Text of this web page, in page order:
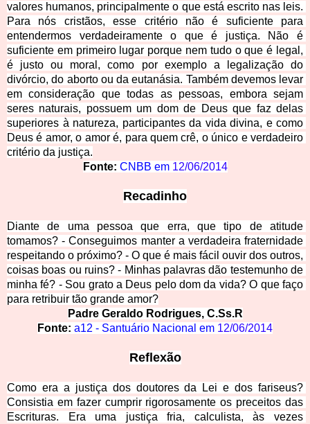
valores humanos, principalmente o que está escrito nas leis.
Para nós cristãos, esse critério não é suficiente para
entendermos verdadeiramente o que é justiça. Não é
suficiente em primeiro lugar porque nem tudo o que é legal,
é justo ou moral, como por exemplo a legalização do
divórcio, do aborto ou da eutanásia. Também devemos levar
em consideração que todas as pessoas, embora sejam
seres naturais, possuem um dom de Deus que faz delas
superiores à natureza, participantes da vida divina, e como
Deus é amor, o amor é, para quem crê, o único e verdadeiro
critério da justiça.
Fonte: CNBB em 12/06/2014
Recadinho
Diante de uma pessoa que erra, que tipo de atitude
tomamos? - Conseguimos manter a verdadeira fraternidade
respeitando o próximo? - O que é mais fácil ouvir dos outros,
coisas boas ou ruins? - Minhas palavras dão testemunho de
minha fé? - Sou grato a Deus pelo dom da vida? O que faço
para retribuir tão grande amor?
Padre Geraldo Rodrigues, C.Ss.R
Fonte: a12 - Santuário Nacional em 12/06/2014
Refl exão
Como era a justiça dos doutores da Lei e dos fariseus?
Consistia em fazer cumprir rigorosamente os preceitos das
Escrituras. Era uma justiça fria, calculista, às vezes